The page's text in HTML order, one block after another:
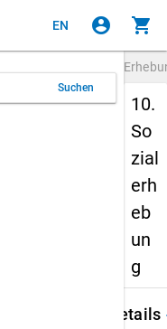
EN account_circle shopping_cart
Suchen
10.
So
zial
erh
eb
un
g
Details